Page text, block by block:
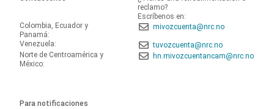
reclamo?
Escríbenos en:
Colombia, Ecuador y
Panamá:
mivozcuenta@nrc.no
Venezuela:
tuvozcuenta@nrc.no
Norte de Centroamérica y
México:
hn.mivozcuentancam@nrc.no
Para notificaciones